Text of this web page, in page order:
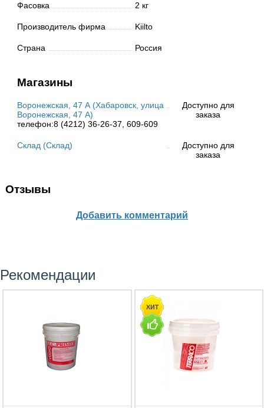
Фасовка 2 кг
Производитель фирма Kiilto
Страна Россия
Магазины
Воронежская, 47 А (Хабаровск, улица
Воронежская, 47 А)
телефон:8 (4212) 36-26-37, 609-609
Доступно для
заказа
Склад (Склад)
Доступно для
заказа
Отзывы
Добавить комментарий
Рекомендации